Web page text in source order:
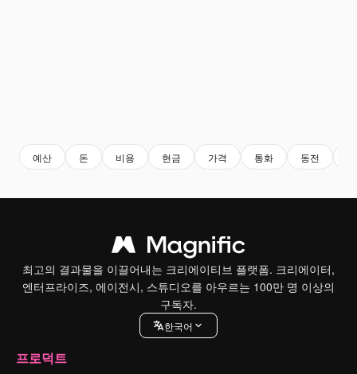
예산 돈 비용 현금 가격 통화 동전
최고의 결과물을 이끌어내는 크리에이티브 플랫폼. 크리에이터,
엔터프라이즈, 에이전시, 스튜디오를 아우르는 100만 명 이상의
구독자.
한국어
프로덕트